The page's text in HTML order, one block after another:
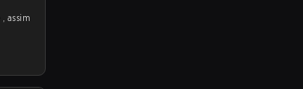
, assim